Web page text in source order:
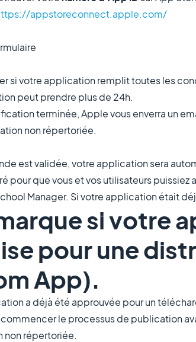
appstoreconnect.apple.com/
si votre application remplit toutes les
peut prendre plus de 24h.
terminée, Apple vous enverra un
non répertoriée.
est validée, votre application sera
pour que vous et vos utilisateurs
Manager. Si votre application était
si votre
pour une
App).
a déjà été approuvée pour un
le processus de publication
répertoriée.